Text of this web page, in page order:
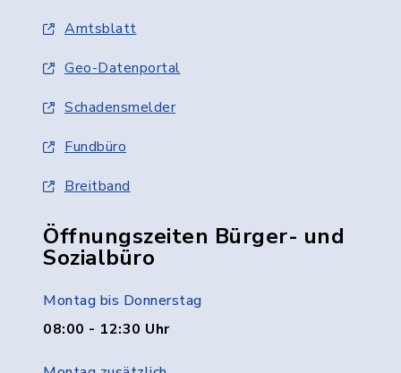
Amtsblatt
Geo-Datenportal
Schadensmelder
Fundbüro
Breitband
Öffnungszeiten Bürger- und
Sozialbüro
Montag bis Donnerstag
08:00 - 12:30 Uhr